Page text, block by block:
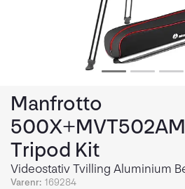
Manfrotto
Tripod Kit
Videostativ Tvilling Aluminium
Varenr: 169284